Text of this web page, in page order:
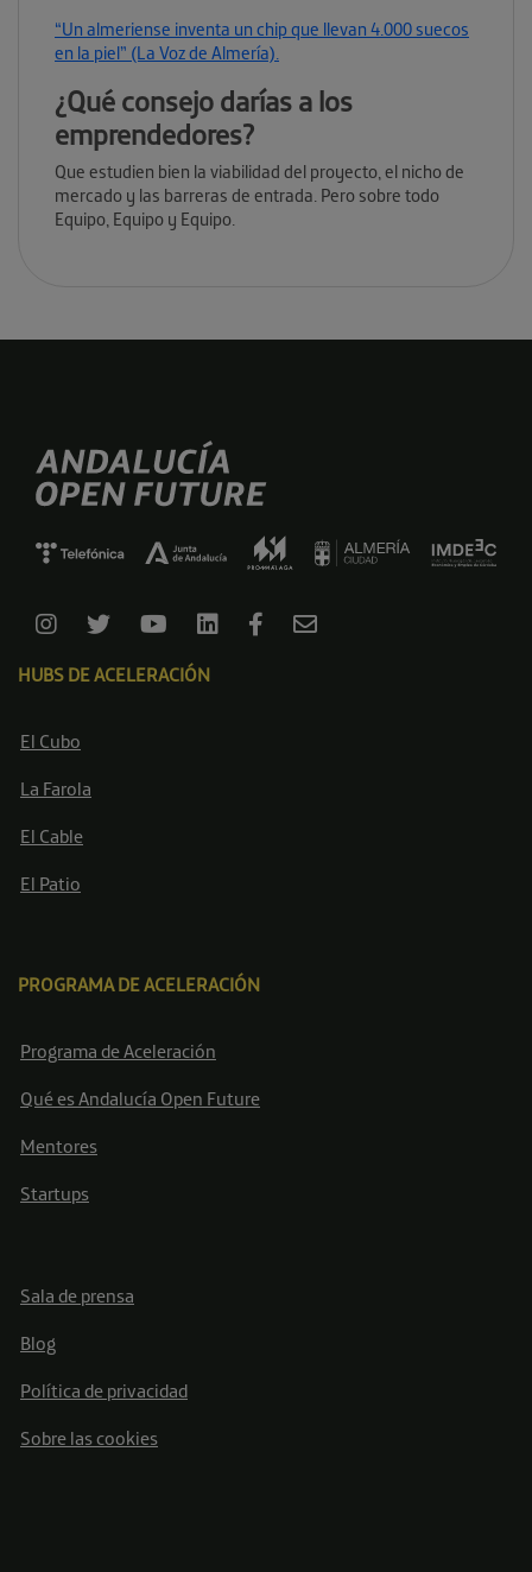
“Un almeriense inventa un chip que llevan 4.000 suecos
en la piel” (La Voz de Almería).
¿Qué consejo darías a los
emprendedores?
Que estudien bien la viabilidad del proyecto, el nicho de
mercado y las barreras de entrada. Pero sobre todo
Equipo, Equipo y Equipo.
HUBS DE ACELERACIÓN
El Cubo
La Farola
El Cable
El Patio
PROGRAMA DE ACELERACIÓN
Programa de Aceleración
Qué es Andalucía Open Future
Mentores
Startups
Sala de prensa
Blog
Política de privacidad
Sobre las cookies